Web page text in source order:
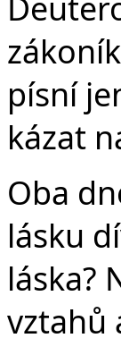
písní
kázat
Oba
lásku
láska?
vztahů